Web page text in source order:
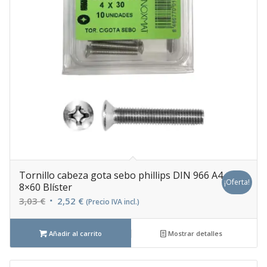
Tornillo cabeza gota sebo phillips DIN 966 A4
8×60 Blíster
3,03€ El
original
3,03 €.
2,52 €El
actual
2,52 €.
(Precio IVA incl.)
¡Oferta!
Añadir al carrito Mostrar detalles